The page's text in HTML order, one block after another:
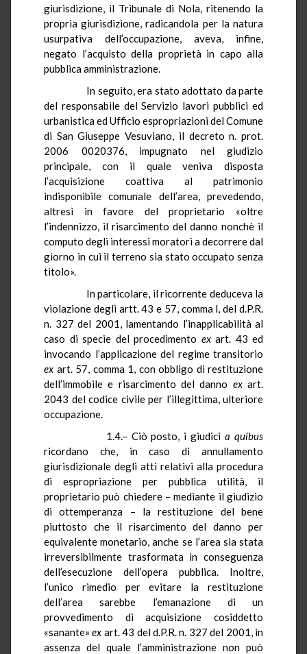
giurisdizione, il Tribunale di Nola, ritenendo la
propria giurisdizione, radicandola per la natura
usurpativa dell’occupazione, aveva, infine,
negato l’acquisto della proprietà in capo alla
pubblica amministrazione.
In seguito, era stato adottato da parte
del responsabile del Servizio lavori pubblici ed
urbanistica ed Ufficio espropriazioni del Comune
di San Giuseppe Vesuviano, il decreto n. prot.
2006 0020376, impugnato nel giudizio
principale, con il quale veniva disposta
l’acquisizione coattiva al patrimonio
indisponibile comunale dell’area, prevedendo,
altresì in favore del proprietario «oltre
l’indennizzo, il risarcimento del danno nonchè il
computo degli interessi moratori a decorrere dal
giorno in cui il terreno sia stato occupato senza
titolo».
In particolare, il ricorrente deduceva la
violazione degli artt. 43 e 57, comma l, del d.P.R.
n. 327 del 2001, lamentando l’inapplicabilità al
caso di specie del procedimento exart. 43 ed
invocando l’applicazione del regime transitorio
ex art. 57, comma 1, con obbligo di restituzione
dell’immobile e risarcimento del danno exart.
2043 del codice civile per l’illegittima, ulteriore
occupazione.
1.4.– Ciò posto, i giudiciaquibus
ricordano che, in caso di annullamento
giurisdizionale degli atti relativi alla procedura
di espropriazione per pubblica utilità, il
proprietario può chiedere – mediante il giudizio
di ottemperanza – la restituzione del bene
piuttosto che il risarcimento del danno per
equivalente monetario, anche se l’area sia stata
irreversibilmente trasformata in conseguenza
dell’esecuzione dell’opera pubblica. Inoltre,
l’unico rimedio per evitare la restituzione
dell’area sarebbe l’emanazione di un
provvedimento di acquisizione cosiddetto
«sanante»ex art. 43 deld.P.R.n. 327 del 2001, in
assenza del quale l’amministrazione non può